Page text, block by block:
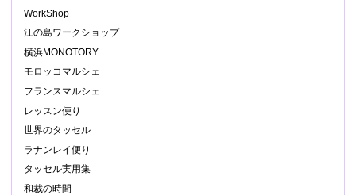
WorkShop
江の島ワークショップ
横浜MONOTORY
モロッコマルシェ
フランスマルシェ
レッスン便り
世界のタッセル
ラナンレイ便り
タッセル実用集
和裁の時間